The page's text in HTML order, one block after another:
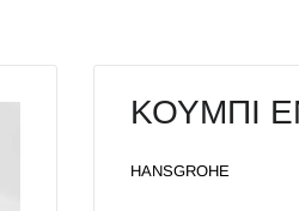
ΚΟΥΜΠΙ
HANSGROHE